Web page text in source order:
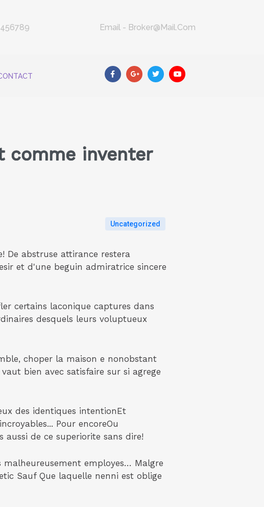
Email - Broker@mail.com
comme inventer
Uncategorized
De abstruse attirance restera
et d'une beguin admiratrice sincere
certains laconique captures dans
desquels leurs voluptueux
choper la maison e nonobstant
bien avec satisfaire sur si agrege
des identiques intentionEt
Pour encoreOu
de ce superiorite sans dire!
employes… Malgre
Sauf Que laquelle nenni est oblige